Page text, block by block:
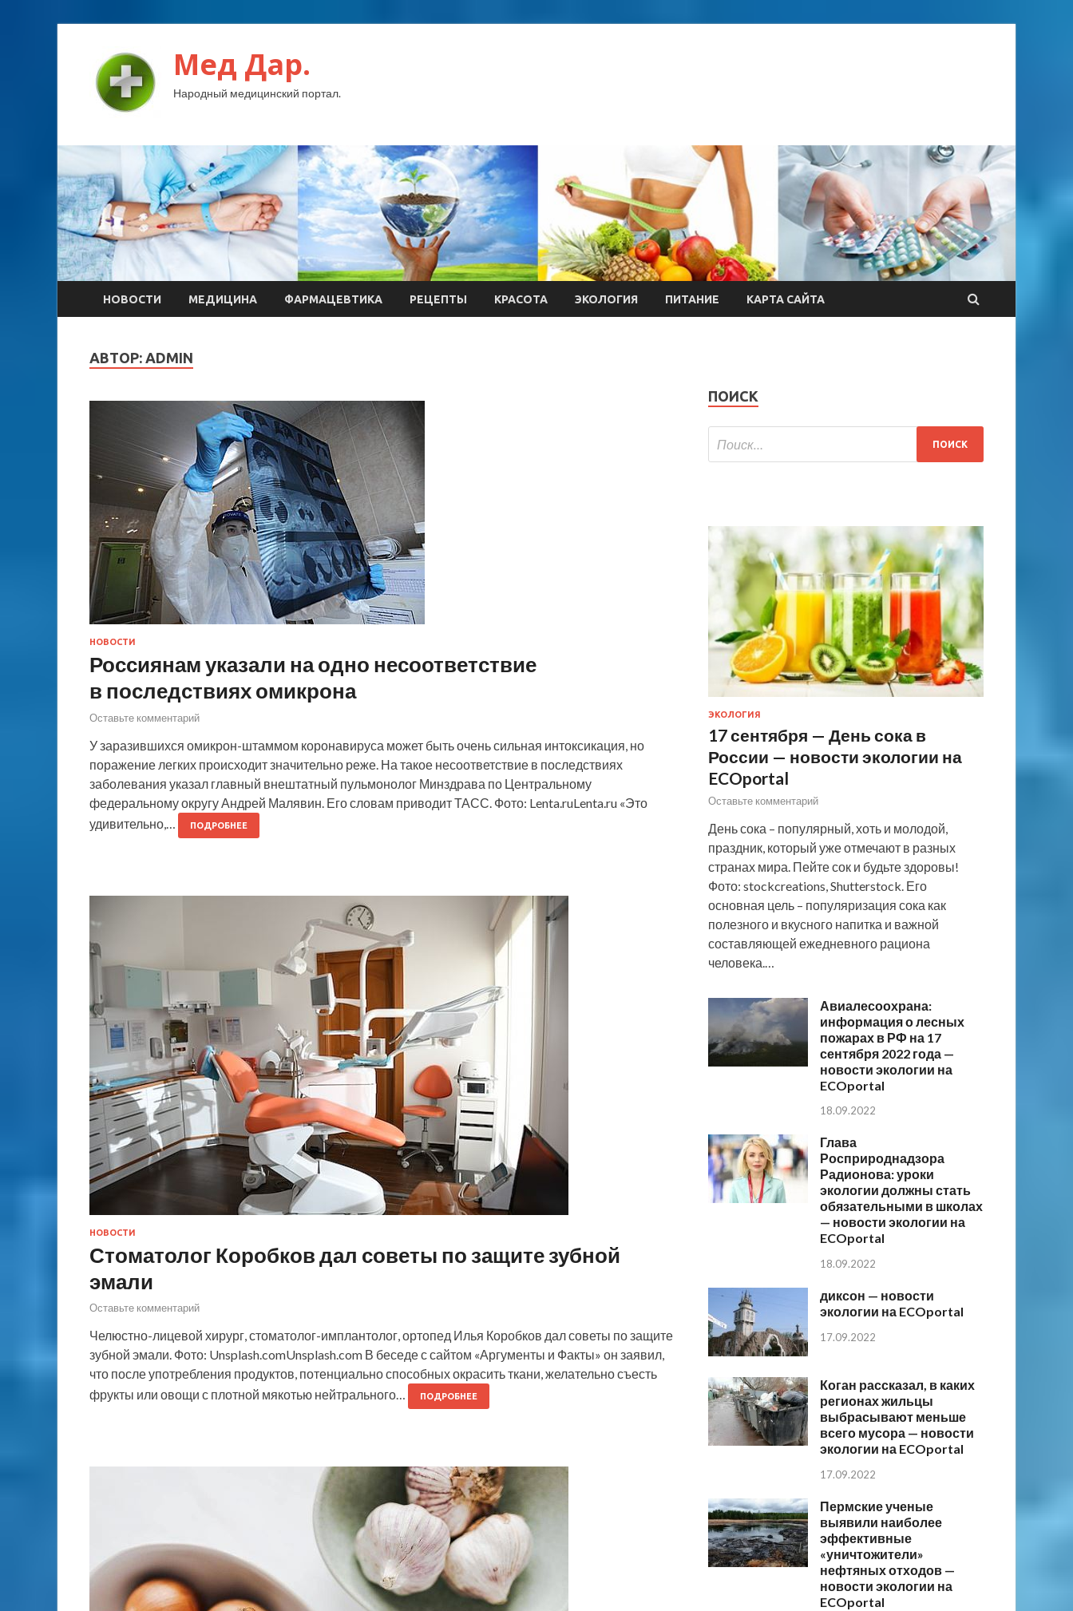
Мед Дар.
Народный медицинский портал.
НОВОСТИ МЕДИЦИНА ФАРМАЦЕВТИКА РЕЦЕПТЫ КРАСОТА ЭКОЛОГИЯ ПИТАНИЕ КАРТА САЙТА
АВТОР: ADMIN
НОВОСТИ
Россиянам указали на одно несоответствие
в последствиях омикрона
Оставьте комментарий
У заразившихся омикрон-штаммом коронавируса может быть очень сильная интоксикация, но
поражение легких происходит значительно реже. На такое несоответствие в последствиях
заболевания указал главный внештатный пульмонолог Минздрава по Центральному
федеральному округу Андрей Малявин. Его словам приводит ТАСС. Фото: Lenta.ruLenta.ru «Это
удивительно,…
ПОДРОБНЕЕ
НОВОСТИ
Стоматолог Коробков дал советы по защите зубной
эмали
Оставьте комментарий
Челюстно-лицевой хирург, стоматолог-имплантолог, ортопед Илья Коробков дал советы по защите
зубной эмали. Фото: Unsplash.comUnsplash.com В беседе с сайтом «Аргументы и Факты» он заявил,
что после употребления продуктов, потенциально способных окрасить ткани, желательно съесть
фрукты или овощи с плотной мякотью нейтрального…
ПОДРОБНЕЕ
ПОИСК
ЭКОЛОГИЯ
17 сентября — День сока в
России — новости экологии на
ECOportal
Оставьте комментарий
День сока – популярный, хоть и молодой,
праздник, который уже отмечают в разных
странах мира. Пейте сок и будьте здоровы!
Фото: stockcreations, Shutterstock. Его
основная цель – популяризация сока как
полезного и вкусного напитка и важной
составляющей ежедневного рациона
человека.…
Авиалесоохрана:
информация о лесных
пожарах в РФ на 17
сентября 2022 года —
новости экологии на
ECOportal
18.09.2022
Глава
Росприроднадзора
Радионова: уроки
экологии должны стать
обязательными в школах
— новости экологии на
ECOportal
18.09.2022
диксон — новости
экологии на ECOportal
17.09.2022
Коган рассказал, в каких
регионах жильцы
выбрасывают меньше
всего мусора — новости
экологии на ECOportal
17.09.2022
Пермские ученые
выявили наиболее
эффективные
«уничтожители»
нефтяных отходов —
новости экологии на
ECOportal